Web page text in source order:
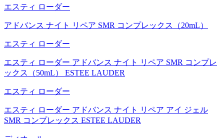
エスティ ローダー
アドバンス ナイト リペア SMR コンプレックス（20mL）
エスティ ローダー
エスティ ローダー アドバンス ナイト リペア SMR コンプレ
ックス（50mL） ESTEE LAUDER
エスティ ローダー
エスティ ローダー アドバンス ナイト リペア アイ ジェル
SMR コンプレックス ESTEE LAUDER